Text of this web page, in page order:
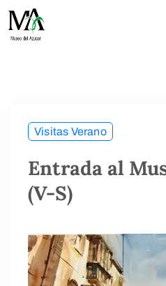
Visitas Verano
Entrada al
(V-S)